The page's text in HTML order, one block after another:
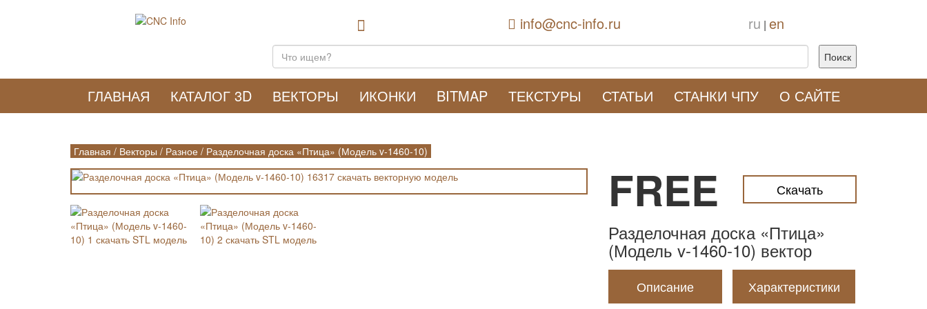
info@cnc-info.ru ru | en
ГЛАВНАЯ КАТАЛОГ 3D ВЕКТОРЫ ИКОНКИ BITMAP ТЕКСТУРЫ СТАТЬИ СТАНКИ ЧПУ О САЙТЕ
Главная / Векторы / Разное / Разделочная доска «Птица» (Модель v-1460-10)
FREE Скачать
Разделочная доска «Птица»
(Модель v-1460-10) вектор
Описание Характеристики